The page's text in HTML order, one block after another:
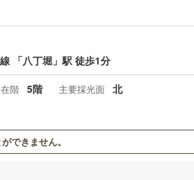
「八丁堀」駅 徒歩1分
階 5階 主要採光面 北
できません。